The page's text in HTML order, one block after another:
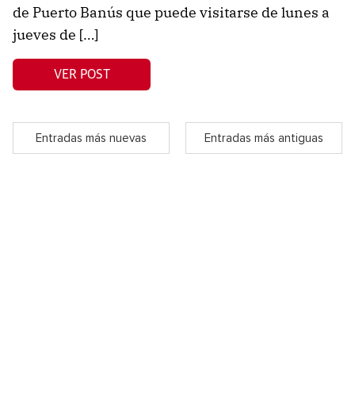
de Puerto Banús que puede visitarse de lunes a
jueves de […]
VER POST
Entradas más nuevas Entradas más antiguas